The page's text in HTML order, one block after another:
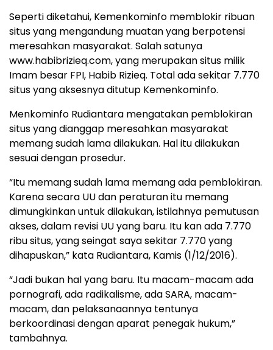
Seperti diketahui, Kemenkominfo memblokir ribuan
situs yang mengandung muatan yang berpotensi
meresahkan masyarakat. Salah satunya
www.habibrizieq.com, yang merupakan situs milik
Imam besar FPI, Habib Rizieq. Total ada sekitar 7.770
situs yang aksesnya ditutup Kemenkominfo.
Menkominfo Rudiantara mengatakan pemblokiran
situs yang dianggap meresahkan masyarakat
memang sudah lama dilakukan. Hal itu dilakukan
sesuai dengan prosedur.
“Itu memang sudah lama memang ada pemblokiran.
Karena secara UU dan peraturan itu memang
dimungkinkan untuk dilakukan, istilahnya pemutusan
akses, dalam revisi UU yang baru. Itu kan ada 7.770
ribu situs, yang seingat saya sekitar 7.770 yang
dihapuskan,” kata Rudiantara, Kamis (1/12/2016).
“Jadi bukan hal yang baru. Itu macam-macam ada
pornografi, ada radikalisme, ada SARA, macam-
macam, dan pelaksanaannya tentunya
berkoordinasi dengan aparat penegak hukum,”
tambahnya.